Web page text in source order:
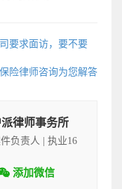
要求面访，要不要
险律师咨询为您解答
律师事务所
负责人 | 执业16
添加微信